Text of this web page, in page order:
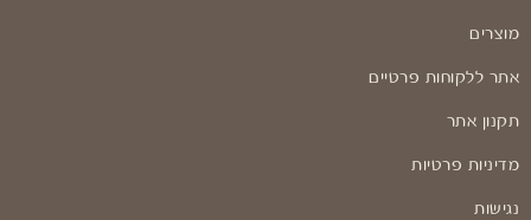
מוצרים
אתר ללקוחות פרטיים
תקנון אתר
מדיניות פרטיות
נגישות